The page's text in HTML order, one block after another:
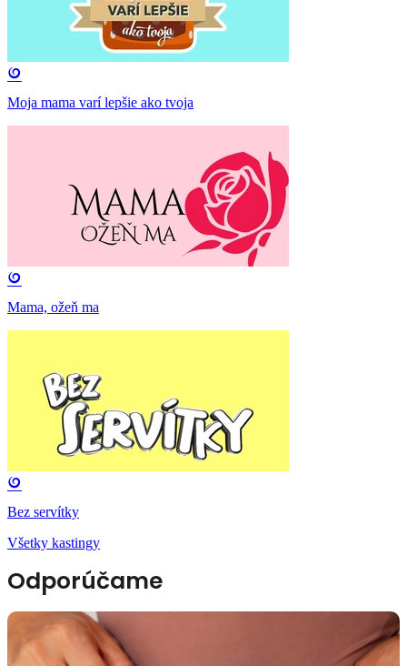
Moja mama varí lepšie ako tvoja
Mama, ožeň ma
Bez servítky
Všetky kastingy
Odporúčame